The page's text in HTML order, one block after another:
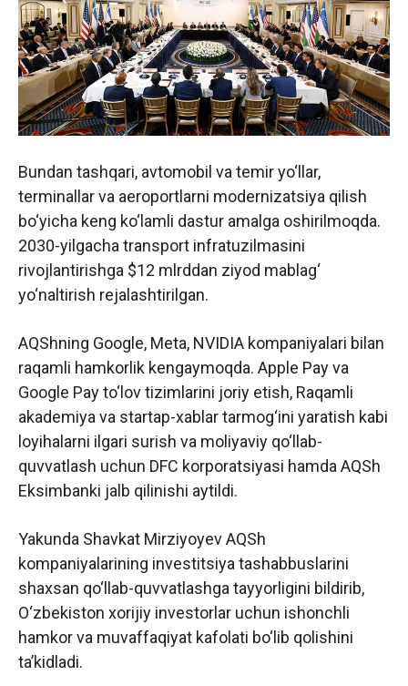
Bundan tashqari, avtomobil va temir yo‘llar,
terminallar va aeroportlarni modernizatsiya qilish
bo‘yicha keng ko‘lamli dastur amalga oshirilmoqda.
2030-yilgacha transport infratuzilmasini
rivojlantirishga $12 mlrddan ziyod mablag‘
yo‘naltirish rejalashtirilgan.
AQShning Google, Meta, NVIDIA kompaniyalari bilan
raqamli hamkorlik kengaymoqda. Apple Pay va
Google Pay to‘lov tizimlarini joriy etish, Raqamli
akademiya va startap-xablar tarmog‘ini yaratish kabi
loyihalarni ilgari surish va moliyaviy qo‘llab-
quvvatlash uchun DFC korporatsiyasi hamda AQSh
Eksimbanki jalb qilinishi aytildi.
Yakunda Shavkat Mirziyoyev AQSh
kompaniyalarining investitsiya tashabbuslarini
shaxsan qo‘llab-quvvatlashga tayyorligini bildirib,
O‘zbekiston xorijiy investorlar uchun ishonchli
hamkor va muvaffaqiyat kafolati bo‘lib qolishini
ta’kidladi.